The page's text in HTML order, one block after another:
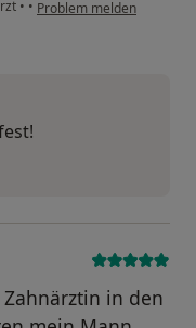
• • Problem melden
in den